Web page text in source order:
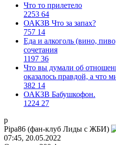
Что то прилетело
2253 64
ОАКЗВ Что за запах?
757 14
Еда и алкоголь (вино,
сочетания
1197 36
Что вы думали об
оказалось правдой, а что
382 14
ОАКЗВ Бабушкофон.
1224 27
p
Pipa86 (фан-клуб Лиды с ЖБИ)
07:45, 20.05.2022